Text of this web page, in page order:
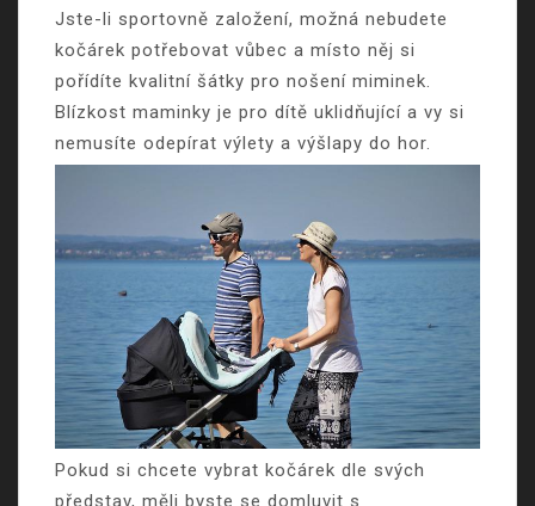
Jste-li sportovně založení, možná nebudete
kočárek potřebovat vůbec a místo něj si
pořídíte kvalitní šátky pro nošení miminek.
Blízkost maminky je pro dítě uklidňující a vy si
nemusíte odepírat výlety a výšlapy do hor.
Pokud si chcete vybrat kočárek dle svých
představ, měli byste se domluvit s